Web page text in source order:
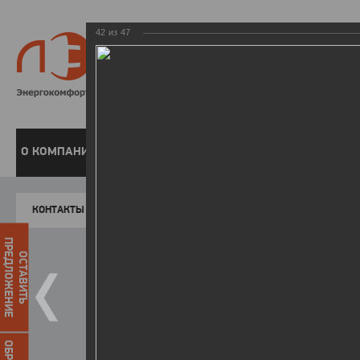
8 800
О КОМПАНИИ
КОНТАКТЫ
ОСТАВИТЬ
ПРЕДЛОЖЕНИЕ
42 из 47